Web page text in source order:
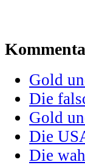
Gold
Die
Gold
Die
Die